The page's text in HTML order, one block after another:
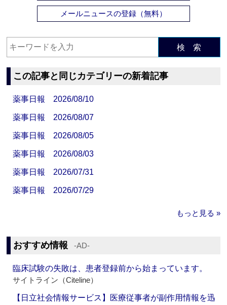
メールニュースの登録（無料）
検 索
この記事と同じカテゴリーの新着記事
薬事日報 2026/08/10
薬事日報 2026/08/07
薬事日報 2026/08/05
薬事日報 2026/08/03
薬事日報 2026/07/31
薬事日報 2026/07/29
もっと見る »
おすすめ情報 ‐AD‐
臨床試験の失敗は、患者登録前から始まっています。
サイトライン（Citeline）
【日立社会情報サービス】医療従事者が副作用情報を迅